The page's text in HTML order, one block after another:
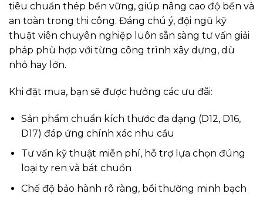
tiêu chuẩn thép bền vững, giúp nâng cao độ bền và
an toàn trong thi công. Đáng chú ý, đội ngũ kỹ
thuật viên chuyên nghiệp luôn sẵn sàng tư vấn giải
pháp phù hợp với từng công trình xây dựng, dù
nhỏ hay lớn.
Khi đặt mua, bạn sẽ được hưởng các ưu đãi:
Sản phẩm chuẩn kích thước đa dạng (D12, D16,
D17) đáp ứng chính xác nhu cầu
Tư vấn kỹ thuật miễn phí, hỗ trợ lựa chọn đúng
loại ty ren và bát chuồn
Chế độ bảo hành rõ ràng, bồi thường minh bạch